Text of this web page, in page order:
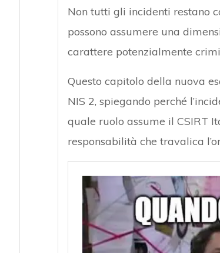
Non tutti gli incidenti restano
possono assumere una
carattere potenzialmente
Questo capitolo della nuova
NIS 2, spiegando perché
quale ruolo assume il CSIRT
responsabilità che travalica